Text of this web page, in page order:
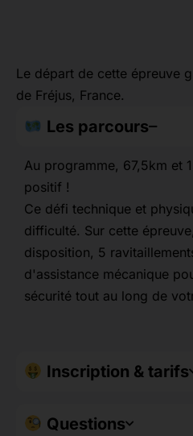
Le départ de cette épreuve
de Fréjus, France.
Les parcours
Au programme, 67,5km et
positif !
Ce défi technique et
difficulté. Sur cette
disposition, 5
d'assistance mécanique
sécurité tout au long de
Inscription & tarifs
Questions